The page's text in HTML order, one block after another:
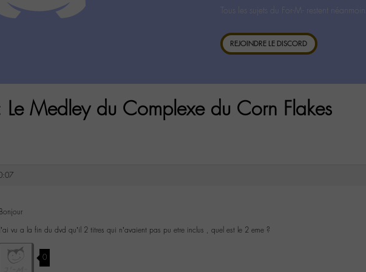
Tous les sujets du For-M- restent
REJOINDRE LE DISCORD
Le Medley du Complexe du Corn Flakes
Bonjour
J’ai vu a la fin du dvd qu’il 2 titres qui n’avaient pas pu etre inclus , quel est le 2 eme ?
0